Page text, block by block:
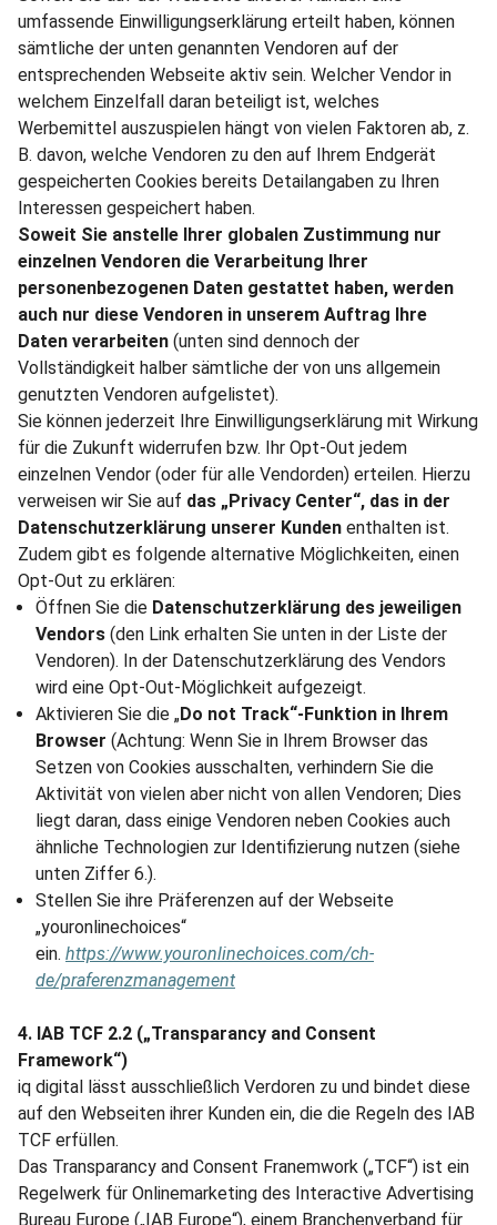
umfassende Einwilligungserklärung erteilt haben, können
sämtliche der unten genannten Vendoren auf der
entsprechenden Webseite aktiv sein. Welcher Vendor in
welchem Einzelfall daran beteiligt ist, welches
Werbemittel auszuspielen hängt von vielen Faktoren ab, z.
B. davon, welche Vendoren zu den auf Ihrem Endgerät
gespeicherten Cookies bereits Detailangaben zu Ihren
Interessen gespeichert haben.
Soweit Sie anstelle Ihrer globalen Zustimmung nur
einzelnen Vendoren die Verarbeitung Ihrer
personenbezogenen Daten gestattet haben, werden
auch nur diese Vendoren in unserem Auftrag Ihre
Daten verarbeiten (unten sind dennoch der
Vollständigkeit halber sämtliche der von uns allgemein
genutzten Vendoren aufgelistet).
Sie können jederzeit Ihre Einwilligungserklärung mit Wirkung
für die Zukunft widerrufen bzw. Ihr Opt-Out jedem
einzelnen Vendor (oder für alle Vendorden) erteilen. Hierzu
verweisen wir Sie auf das „Privacy Center“, das in der
Datenschutzerklärung unserer Kunden enthalten ist.
Zudem gibt es folgende alternative Möglichkeiten, einen
Opt-Out zu erklären:
Öffnen Sie die Datenschutzerklärung des jeweiligen
Vendors (den Link erhalten Sie unten in der Liste der
Vendoren). In der Datenschutzerklärung des Vendors
wird eine Opt-Out-Möglichkeit aufgezeigt.
Aktivieren Sie die „Do not Track“-Funktion in Ihrem
Browser (Achtung: Wenn Sie in Ihrem Browser das
Setzen von Cookies ausschalten, verhindern Sie die
Aktivität von vielen aber nicht von allen Vendoren; Dies
liegt daran, dass einige Vendoren neben Cookies auch
ähnliche Technologien zur Identifizierung nutzen (siehe
unten Ziffer 6.).
Stellen Sie ihre Präferenzen auf der Webseite
„youronlinechoices“
ein. https://www.youronlinechoices.com/ch-
de/praferenzmanagement
4. IAB TCF 2.2 („Transparancy and Consent
Framework“)
iq digital lässt ausschließlich Verdoren zu und bindet diese
auf den Webseiten ihrer Kunden ein, die die Regeln des IAB
TCF erfüllen.
Das Transparancy and Consent Franemwork („TCF“) ist ein
Regelwerk für Onlinemarketing des Interactive Advertising
Bureau Europe („IAB Europe“), einem Branchenverband für